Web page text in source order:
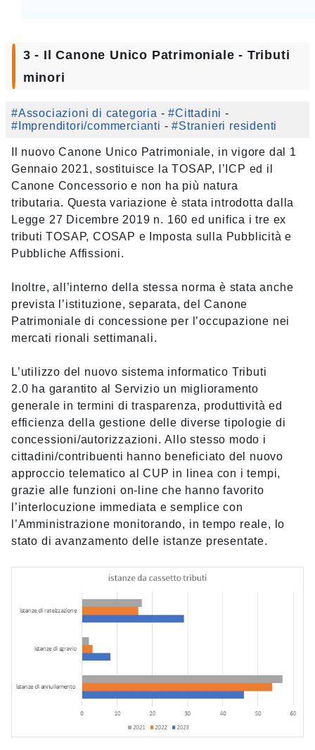
3 - Il Canone Unico Patrimoniale - Tributi
minori
#Associazioni di categoria -#Cittadini -
#Imprenditori/commercianti -#Stranieri residenti
Il nuovo Canone Unico Patrimoniale, in vigore dal 1
Gennaio 2021, sostituisce la TOSAP, l’ICP ed il
Canone Concessorio e non ha più natura
tributaria. Questa variazione è stata introdotta dalla
Legge 27 Dicembre 2019 n. 160 ed unifica i tre ex
tributi TOSAP, COSAP e Imposta sulla Pubblicità e
Pubbliche Affissioni.
Inoltre, all’interno della stessa norma è stata anche
prevista l’istituzione, separata, del Canone
Patrimoniale di concessione per l’occupazione nei
mercati rionali settimanali.
L’utilizzo del nuovo sistema informatico Tributi
2.0 ha garantito al Servizio un miglioramento
generale in termini di trasparenza, produttività ed
efficienza della gestione delle diverse tipologie di
concessioni/autorizzazioni. Allo stesso modo i
cittadini/contribuenti hanno beneficiato del nuovo
approccio telematico al CUP in linea con i tempi,
grazie alle funzioni on-line che hanno favorito
l’interlocuzione immediata e semplice con
l’Amministrazione monitorando, in tempo reale, lo
stato di avanzamento delle istanze presentate.